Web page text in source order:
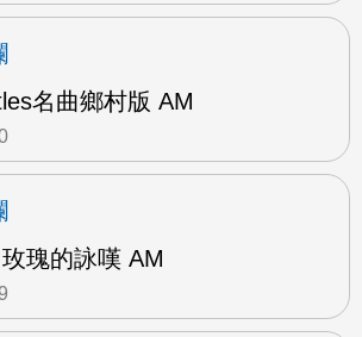
名曲鄉村版 AM
瑰的詠嘆 AM